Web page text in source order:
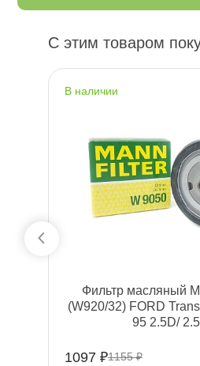
С этим товаром
наличии
Фильтр масляный
(W920/32) FORD
95 2.5D/
1097 ₽1155 ₽